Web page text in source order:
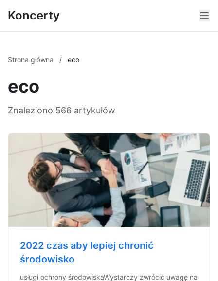
Koncerty
Strona główna / eco
eco
Znaleziono 566 artykułów
2022 czas aby lepiej chronić
środowisko
usługi ochrony środowiskaWystarczy zwrócić uwagę na